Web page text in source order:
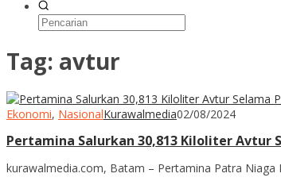
Tag: avtur
Ekonomi, NasionalKurawalmedia02/08/2024
Pertamina Salurkan 30,813 Kiloliter Avtur
kurawalmedia.com, Batam – Pertamina Patra